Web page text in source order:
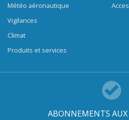
Météo aéronautique
Vigilances
Climat
Produits et services
ABONNEMENTS AUX